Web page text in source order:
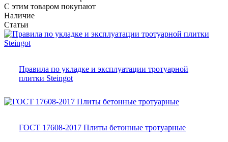
С этим товаром покупают
Наличие
Статьи
Правила по укладке и эксплуатации тротуарной
плитки Steingot
ГОСТ 17608-2017 Плиты бетонные тротуарные